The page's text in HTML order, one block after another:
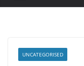
UNCATEGORISED